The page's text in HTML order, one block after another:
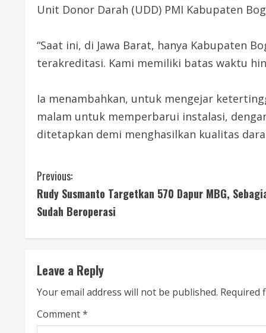
Unit Donor Darah (UDD) PMI Kabupaten
“Saat ini, di Jawa Barat, hanya Kabupaten
terakreditasi. Kami memiliki batas waktu
Ia menambahkan, untuk mengejar
malam untuk memperbarui instalasi,
ditetapkan demi menghasilkan kualitas
C
o
i
n
Previous:
Rudy Susmanto Targetkan 570 Dapur MBG,
Sudah Beroperasi
Leave a Reply
Your email address will not be published. Required
Comment*